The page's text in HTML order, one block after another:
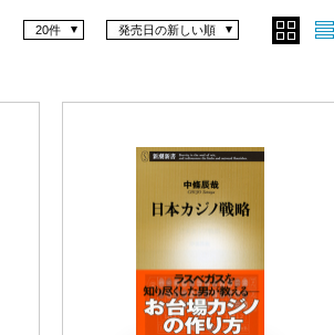
発売日の新しい順
20件